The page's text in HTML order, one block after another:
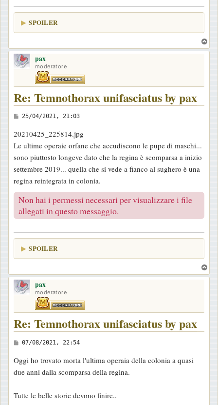
o
SPOILER
o
pax
moderatore
Re: Temnothorax unifasciatus by pax
M
s
s
a
g
g
i
o
25/04/2021, 21:03
20210425_225814.jpg
Le ultime operaie orfane che accudiscono le pupe di maschi...
sono piuttosto longeve dato che la regina è scomparsa a inizio
settembre 2019... quella che si vede a fianco al sughero è una
regina reintegrata in colonia.
Non hai i permessi necessari per visualizzare i file
allegati in questo messaggio.
SPOILER
o
pax
moderatore
Re: Temnothorax unifasciatus by pax
M
s
s
g
07/08/2021, 22:54
Oggi ho trovato morta l'ultima operaia della colonia a quasi
due anni dalla scomparsa della regina.
Tutte le belle storie devono finire..